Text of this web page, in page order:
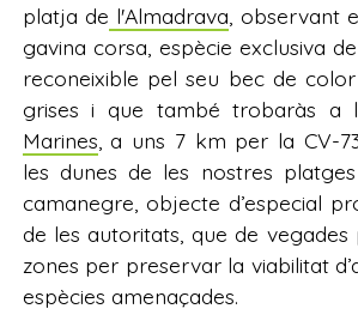
platja de l'Almadrava , observant
gavina corsa, espècie exclusiva
reconeixible pel seu bec de
grises i que també trobaràs a
Marines , a uns 7 km per la CV-
les dunes de les nostres
camanegre, objecte d’especial
de les autoritats, que de vegades
zones per preservar la viabilitat
espècies amenaçades.